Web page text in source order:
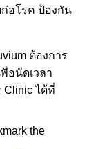
อโรค ป้องกัน
ต้องการ
อนัดเวลา
Clinic ได้ที่
the